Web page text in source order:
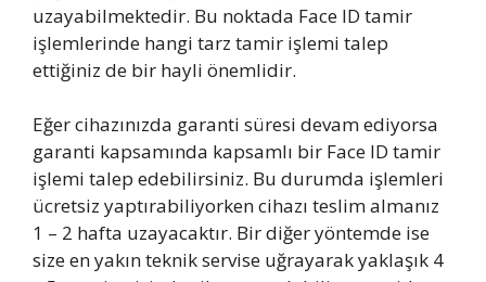
uzayabilmektedir. Bu noktada Face ID tamir
işlemlerinde hangi tarz tamir işlemi talep
ettiğiniz de bir hayli önemlidir.
Eğer cihazınızda garanti süresi devam ediyorsa
garanti kapsamında kapsamlı bir Face ID tamir
işlemi talep edebilirsiniz. Bu durumda işlemleri
ücretsiz yaptırabiliyorken cihazı teslim almanız
1 – 2 hafta uzayacaktır. Bir diğer yöntemde ise
size en yakın teknik servise uğrayarak yaklaşık 4